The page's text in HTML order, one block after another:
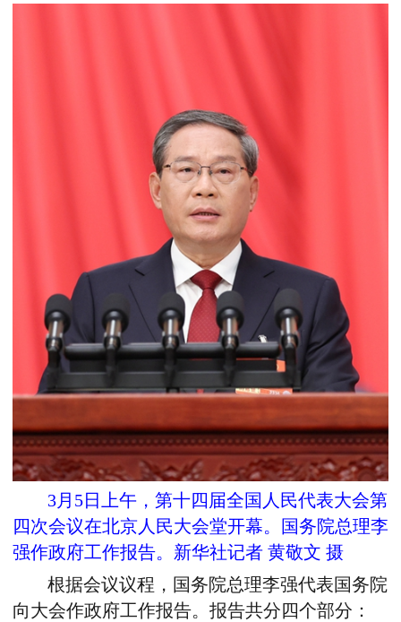
3月5日上午，第十四届全国人民代表大会第
四次会议在北京人民大会堂开幕。国务院总理李
强作政府工作报告。新华社记者 黄敬文 摄
根据会议议程，国务院总理李强代表国务院
向大会作政府工作报告。报告共分四个部分：